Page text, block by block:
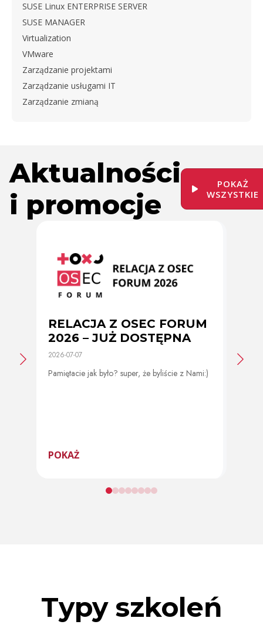
SUSE Linux ENTERPRISE SERVER
SUSE MANAGER
Virtualization
VMware
Zarządzanie projektami
Zarządzanie usługami IT
Zarządzanie zmianą
Aktualności
i promocje
POKAŻ
WSZYSTKIE
RELACJA Z OSEC FORUM
2026 – JUŻ DOSTĘPNA
2026-07-07
Pamiętacie jak było? super, że byliście z Nami:)
POKAŻ
2026-
Typy szkoleń